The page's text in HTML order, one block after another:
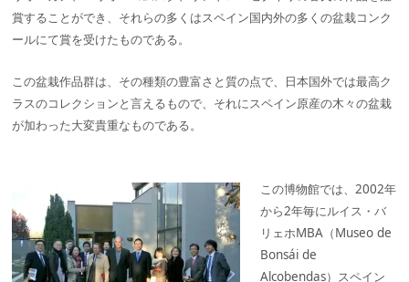
賞することができ、それらの多くはスペイン国内外の多くの盆栽コンク
ールにて賞を受けたものである。
この盆栽作品群は、その種類の豊富さと質の点で、日本国外では最高ク
ラスのコレクションと言えるもので、それにスペイン原産の木々の盆栽
が加わった大変貴重なものである。
この博物館では、2002年
から2年毎にルイス・バ
リェホMBA（Museo de
Bonsái de
Alcobendas）スペイン